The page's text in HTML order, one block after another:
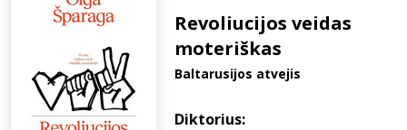
Revoliucijos veidas
moteriškas
Baltarusijos atvejis
Diktorius: